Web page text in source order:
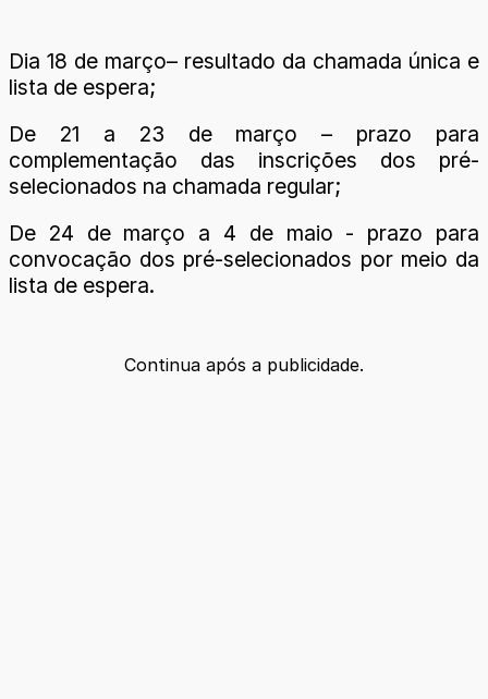
Dia 18 de março– resultado da chamada única e
lista de espera;
De 21 a 23 de março – prazo para
complementação das inscrições dos pré-
selecionados na chamada regular;
De 24 de março a 4 de maio - prazo para
convocação dos pré-selecionados por meio da
lista de espera.
Continua após a publicidade.